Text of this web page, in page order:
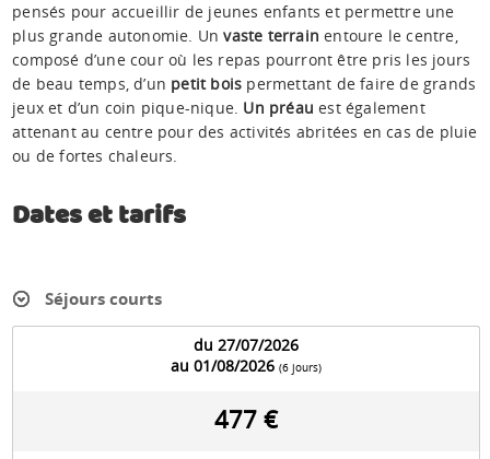
pensés pour accueillir de jeunes enfants et permettre une
plus grande autonomie. Unvaste terrain entoure le centre,
composé d’une cour où les repas pourront être pris les jours
de beau temps, d’un petit bois permettant de faire de grands
jeux et d’un coin pique-nique. Un préauest également
attenant au centre pour des activités abritées en cas de pluie
ou de fortes chaleurs.
Dates et tarifs
Séjours courts
du 27/07/2026
au 01/08/2026 (6 jours)
477 €